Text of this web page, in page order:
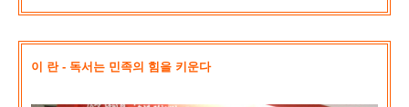
이 란 - 독서는 민족의 힘을 키운다